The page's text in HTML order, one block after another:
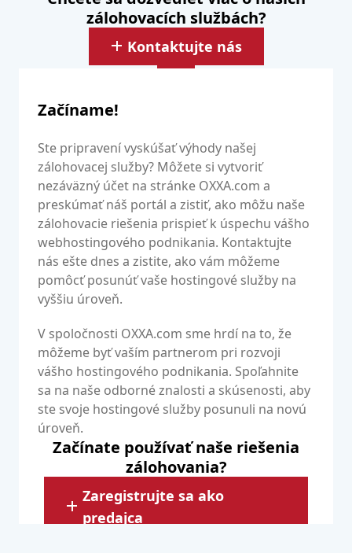
zálohovacích službách?
Kontaktujte nás
Začíname!
Ste pripravení vyskúšať výhody našej
zálohovacej služby? Môžete si vytvoriť
nezáväzný účet na stránke OXXA.com a
preskúmať náš portál a zistiť, ako môžu naše
zálohovacie riešenia prispieť k úspechu vášho
webhostingového podnikania. Kontaktujte
nás ešte dnes a zistite, ako vám môžeme
pomôcť posunúť vaše hostingové služby na
vyššiu úroveň.
V spoločnosti OXXA.com sme hrdí na to, že
môžeme byť vaším partnerom pri rozvoji
vášho hostingového podnikania. Spoľahnite
sa na naše odborné znalosti a skúsenosti, aby
ste svoje hostingové služby posunuli na novú
úroveň.
Začínate používať naše riešenia
zálohovania?
Zaregistrujte sa ako
predajca